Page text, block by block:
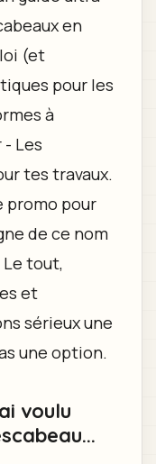
en
(et
pour les
à
Les
tes travaux.
promo pour
de ce nom
tout,
et
sérieux une
une option.
voulu